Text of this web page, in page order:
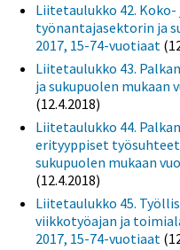
Liitetaulukko 42.
työnantajasektorin ja
2017, 15-74-vuotiaat
Liitetaulukko 43.
ja sukupuolen mukaan
(12.4.2018)
Liitetaulukko 44.
erityyppiset työsuhteet
sukupuolen mukaan
(12.4.2018)
Liitetaulukko 45.
viikkotyöajan ja
2017, 15-74-vuotiaat